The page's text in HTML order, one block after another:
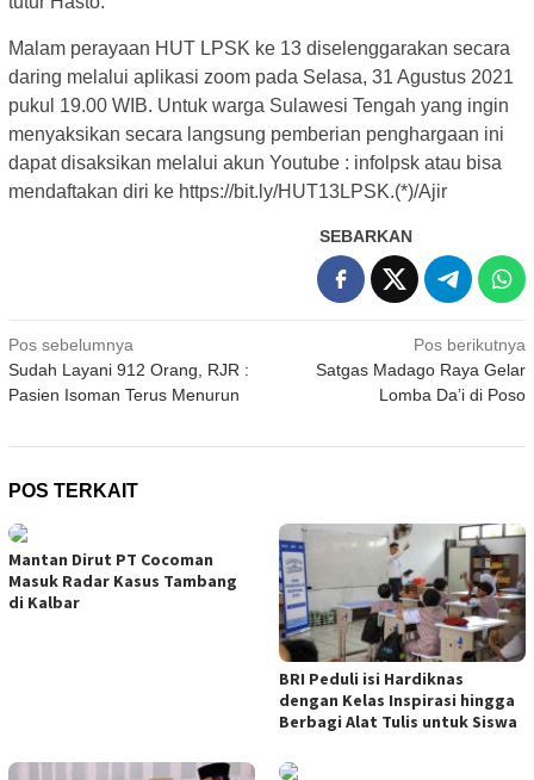
Malam perayaan HUT LPSK ke 13 diselenggarakan secara
daring melalui aplikasi zoom pada Selasa, 31 Agustus 2021
pukul 19.00 WIB. Untuk warga Sulawesi Tengah yang ingin
menyaksikan secara langsung pemberian penghargaan ini
dapat disaksikan melalui akun Youtube : infolpsk atau bisa
mendaftakan diri ke https://bit.ly/HUT13LPSK.(*)/Ajir
SEBARKAN
Navigasi
pos
Pos sebelumnya
Sudah Layani 912 Orang, RJR :
Pasien Isoman Terus Menurun
Pos berikutnya
Satgas Madago Raya Gelar
Lomba Da’i di Poso
POS TERKAIT
Mantan Dirut PT Cocoman
Masuk Radar Kasus Tambang
di Kalbar
BRI Peduli isi Hardiknas
dengan Kelas Inspirasi hingga
Berbagi Alat Tulis untuk Siswa